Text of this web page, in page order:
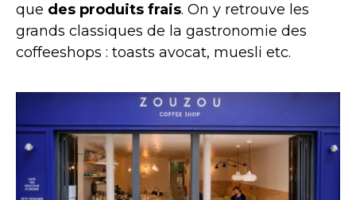
que des produits frais. On y retrouve les
grands classiques de la gastronomie des
coffeeshops : toasts avocat, muesli etc.